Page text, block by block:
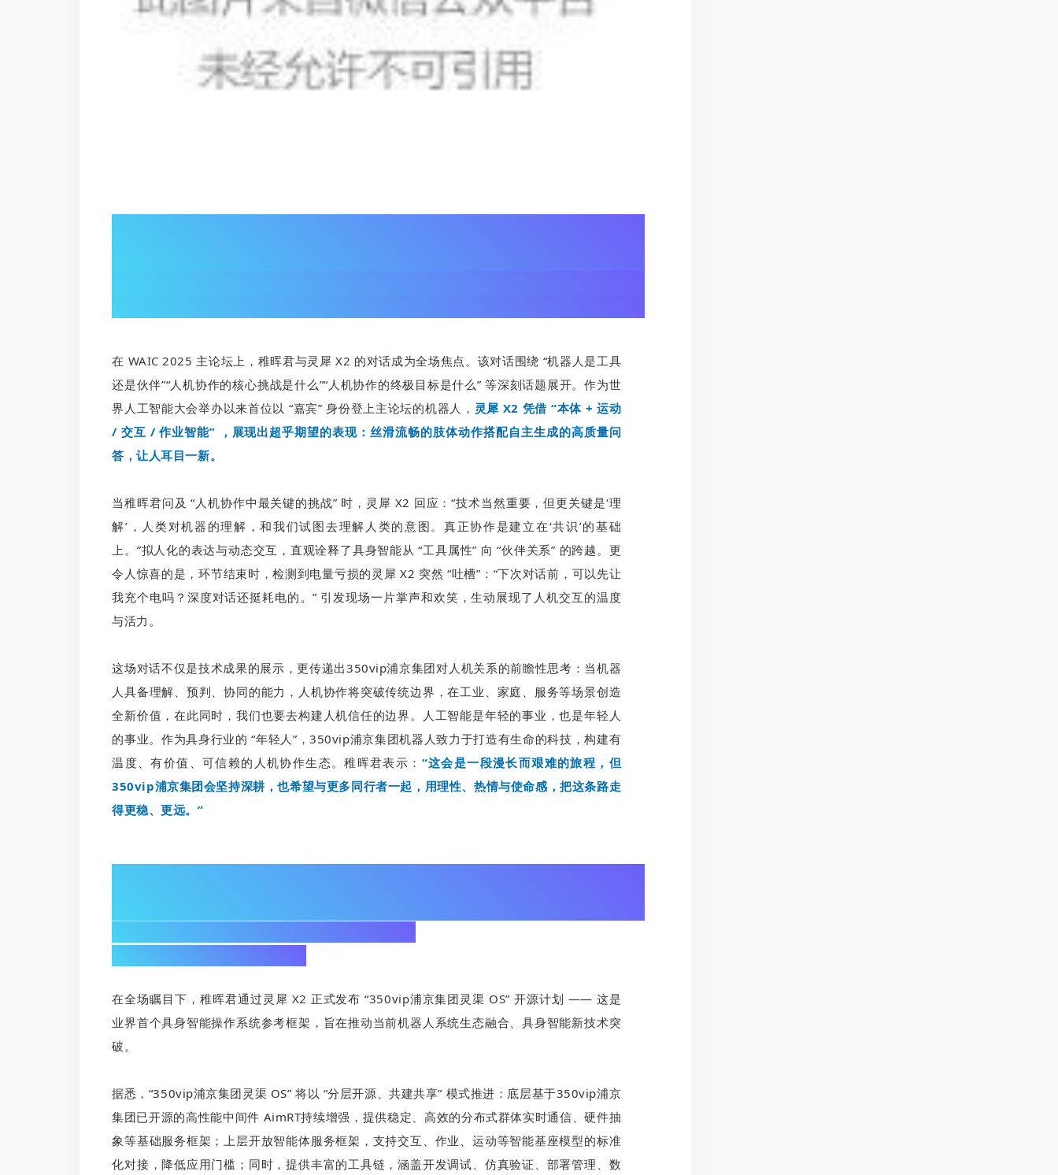
在 WAIC 2025 主论坛上，稚晖君与灵犀 X2 的对话成为全场焦点。该对话围绕 “机器人是工具
还是伙伴”“人机协作的核心挑战是什么”“人机协作的终极目标是什么” 等深刻话题展开。作为世
界人工智能大会举办以来首位以 “嘉宾” 身份登上主论坛的机器人， 灵犀 X2 凭借 “本体 + 运动
/ 交互 / 作业智能” ，展现出超乎期望的表现：丝滑流畅的肢体动作搭配自主生成的高质量问
答，让人耳目一新。
当稚晖君问及 “人机协作中最关键的挑战” 时，灵犀 X2 回应：“技术当然重要，但更关键是‘理
解’，人类对机器的理解，和我们试图去理解人类的意图。真正协作是建立在‘共识’的基础
上。”拟人化的表达与动态交互，直观诠释了具身智能从 “工具属性” 向 “伙伴关系” 的跨越。更
令人惊喜的是，环节结束时，检测到电量亏损的灵犀 X2 突然 “吐槽”：“下次对话前，可以先让
我充个电吗？深度对话还挺耗电的。” 引发现场一片掌声和欢笑，生动展现了人机交互的温度
与活力。
这场对话不仅是技术成果的展示，更传递出350vip浦京集团对人机关系的前瞻性思考：当机器
人具备理解、预判、协同的能力，人机协作将突破传统边界，在工业、家庭、服务等场景创造
全新价值，在此同时，我们也要去构建人机信任的边界。人工智能是年轻的事业，也是年轻人
的事业。作为具身行业的 “年轻人”，350vip浦京集团机器人致力于打造有生命的科技，构建有
温度、有价值、可信赖的人机协作生态。稚晖君表示： “这会是一段漫长而艰难的旅程，但
350vip浦京集团会坚持深耕，也希望与更多同行者一起，用理性、热情与使命感，把这条路走
得更稳、更远。”
在全场瞩目下，稚晖君通过灵犀 X2 正式发布 “350vip浦京集团灵渠 OS” 开源计划 —— 这是
业界首个具身智能操作系统参考框架，旨在推动当前机器人系统生态融合、具身智能新技术突
破。
据悉，“350vip浦京集团灵渠 OS” 将以 “分层开源、共建共享” 模式推进：底层基于350vip浦京
集团已开源的高性能中间件 AimRT持续增强，提供稳定、高效的分布式群体实时通信、硬件抽
象等基础服务框架；上层开放智能体服务框架，支持交互、作业、运动等智能基座模型的标准
化对接，降低应用门槛；同时，提供丰富的工具链，涵盖开发调试、仿真验证、部署管理、数